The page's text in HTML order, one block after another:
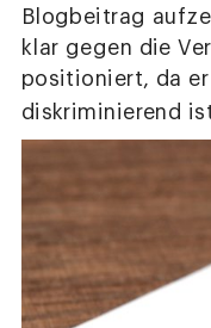
Blogbeitrag
klar gegen die
positioniert, da
diskriminierend